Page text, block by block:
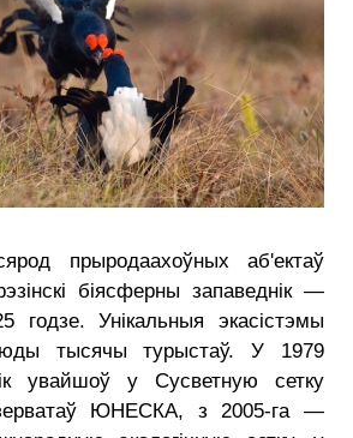
прыродаахоўных аб'ектаў
біясферны запаведнік —
годзе. Унікальныя экасістэмы
тысячы турыстаў. У 1979
увайшоў у Сусветную сетку
ЮНЕСКА, з 2005-га —